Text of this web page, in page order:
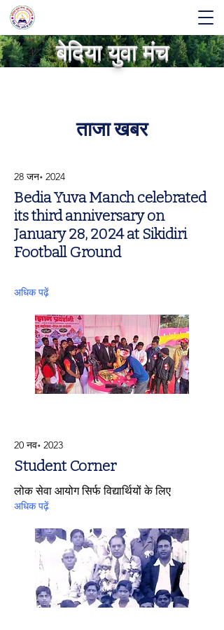
बेदिया युवा मंच
ताजा खबर
28 जन॰ 2024
Bedia Yuva Manch celebrated
its third anniversary on
January 28, 2024 at Sikidiri
Football Ground
अधिक पढ़ें
20 नव॰ 2023
Student Corner
लोक सेवा आयोग सिर्फ विद्यार्थियों के लिए
अधिक पढ़ें